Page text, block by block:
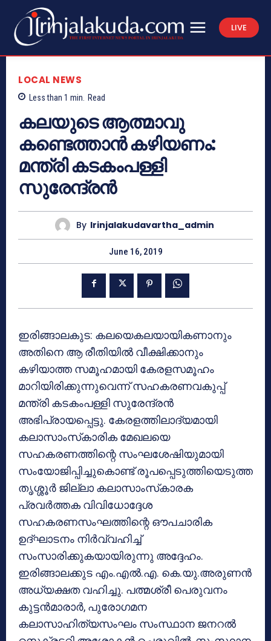
LIVE
LOCAL NEWS
Less than 1 min. Read
കലയുടെ ആത്മാവു
കണ്ടെത്താന്‍ കഴിയണം:
മന്ത്രി കടകംപള്ളി
സുരേന്ദ്രന്‍
By Irinjalakudavartha_admin
June 16, 2019
ഇരിങ്ങാലകുട: കലയെകലയായികണാനും
അതിനെ ആ രീതിയില്‍ വീക്ഷിക്കാനും
കഴിയാത്ത സമൂഹമായി കേരളസമൂഹം
മാറിയിരിക്കുന്നുവെന്ന് സഹകരണവകുപ്പ്
മന്ത്രി കടകംപള്ളി സുരേന്ദ്രന്‍
അഭിപ്രായപ്പെട്ടു. കേരളത്തിലാദ്യമായി
കലാസാംസ്‌കാരിക മേഖലയെ
സഹകരണത്തിന്റെ സംഘശേഷിയുമായി
സംയോജിപ്പിച്ചുകൊണ്ട് രൂപപ്പെടുത്തിയെടുത്ത
തൃശ്ശൂര്‍ ജില്ലാ കലാസാംസ്‌കാരക
പ്രവര്‍ത്തക വിവിധോദ്ദേശ
സഹകരണസംഘത്തിന്റെ ഔപചാരിക
ഉദ്ഘാടനം നിര്‍വ്വഹിച്ച്
സംസാരിക്കുകയായിരുന്നു അദ്ദേഹം.
ഇരിങ്ങാലക്കുട എം.എല്‍.എ. കെ.യു.അരുണന്‍
അധ്യക്ഷത വഹിച്ചു. പത്മശ്രീ പെരുവനം
കുട്ടന്‍മാരാര്‍, പുരോഗമന
കലാസാഹിത്യസംഘം സംസ്ഥാന ജനറല്‍